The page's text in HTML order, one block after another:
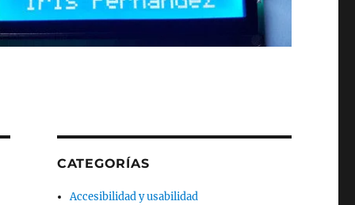
CATEGORÍAS
Accesibilidad y usabilidad